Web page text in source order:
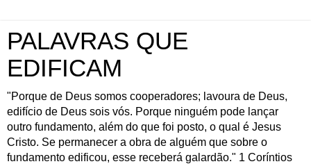
PALAVRAS QUE
EDIFICAM
"Porque de Deus somos cooperadores; lavoura de Deus,
edifício de Deus sois vós. Porque ninguém pode lançar
outro fundamento, além do que foi posto, o qual é Jesus
Cristo. Se permanecer a obra de alguém que sobre o
fundamento edificou, esse receberá galardão." 1 Coríntios